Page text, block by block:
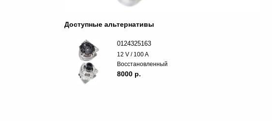
Доступные альтернативы
0124325163
12 V / 100 A
Восстановленный
8000 p.